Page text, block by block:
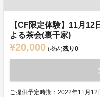
【CF限定体験】11月
よる茶会(裏千家)
¥20,000 (税込)残り0
ご提供予定時期：2022年11月12